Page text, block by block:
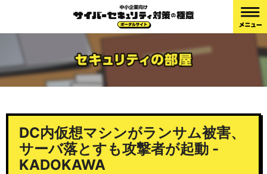
DC内仮想マシンがランサム被害、
サーバ落とすも攻撃者が起動 -
KADOKAWA